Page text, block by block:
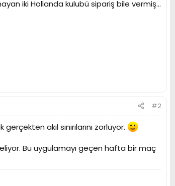
iki Hollanda kulubü sipariş bile vermiş...
#2
akıl sınırılarını zorluyor.
Bu uygulamayı geçen hafta bir maç